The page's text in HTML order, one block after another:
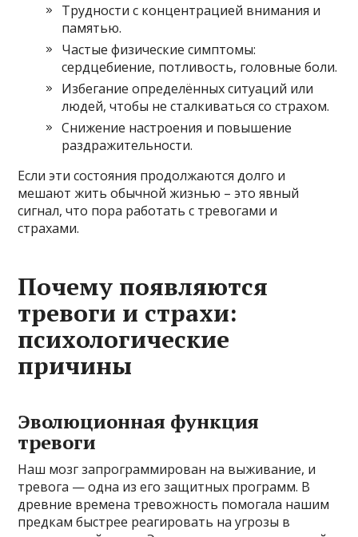
Трудности с концентрацией внимания и
памятью.
Частые физические симптомы:
сердцебиение, потливость, головные боли.
Избегание определённых ситуаций или
людей, чтобы не сталкиваться со страхом.
Снижение настроения и повышение
раздражительности.
Если эти состояния продолжаются долго и
мешают жить обычной жизнью – это явный
сигнал, что пора работать с тревогами и
страхами.
Почему появляются
тревоги и страхи:
психологические
причины
Эволюционная функция
тревоги
Наш мозг запрограммирован на выживание, и
тревога — одна из его защитных программ. В
древние времена тревожность помогала нашим
предкам быстрее реагировать на угрозы в